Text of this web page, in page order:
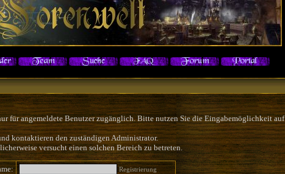
für angemeldete Benutzer zugänglich. Bitte nutzen Sie die Eingabemöglichkeit
kontaktieren den zuständigen Administrator.
versucht einen solchen Bereich zu betreten.
Registrierung